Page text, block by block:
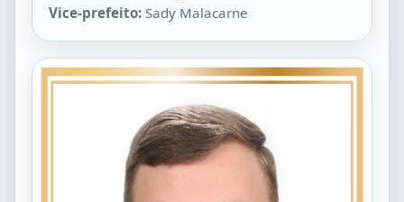
Vice-prefeito: Sady Malacarne